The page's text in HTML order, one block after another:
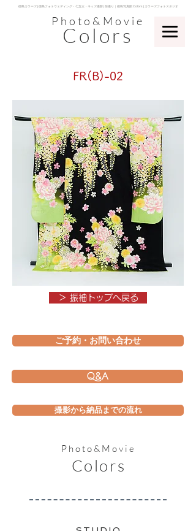
Photo&Movie
Colors
​徳島カラーズ | 徳島フォトウェディング・七五三・キッズ撮影 | 前撮り｜徳島写真館 Colors | カラーズフォトスタジオ
​FR(B)-02
＞ 振袖トップへ戻る
ご予約・お問い合わせ
Q&A
撮影から納品までの流れ
Photo&Movie
Colors